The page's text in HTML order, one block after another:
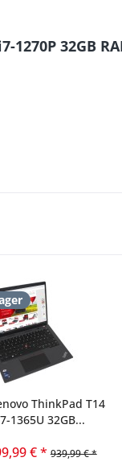
32GB
ThinkPad T14
1365U 32GB...
€ * 939,99 € *